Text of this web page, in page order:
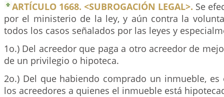
ARTÍCULO 1668. <SUBROGACIÓN LEGAL>. Se
por el ministerio de la ley, y aún contra la
todos los casos señalados por las leyes y
1o.) Del acreedor que paga a otro acreedor de
de un privilegio o hipoteca.
2o.) Del que habiendo comprado un inmueble, es
los acreedores a quienes el inmueble está